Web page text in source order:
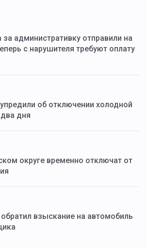
административку отправили на
с нарушителя требуют оплату
об отключении холодной
дня
округе временно отключат от
обратил взыскание на автомобиль